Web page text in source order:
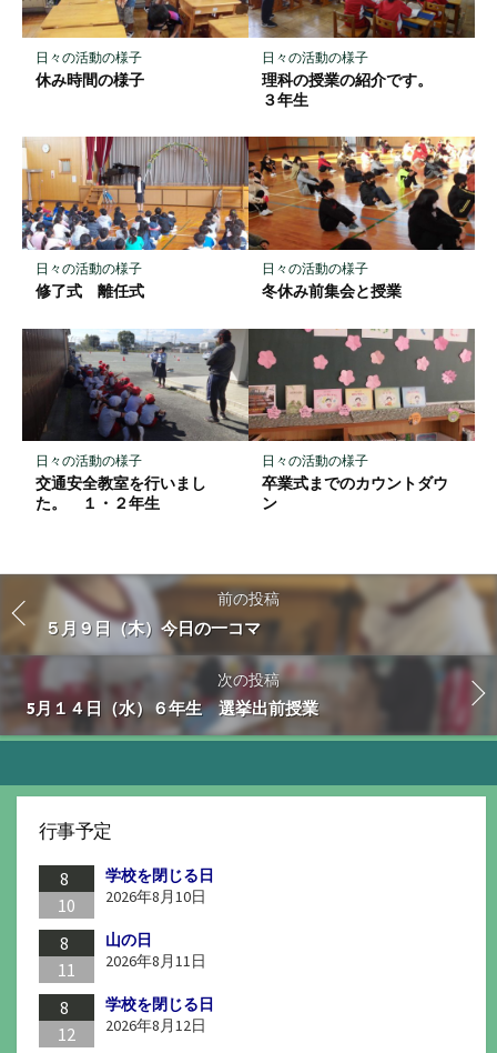
に
日々の活動の様子
休み時間の様子
日々の活動の様子
理科の授業の紹介です。
３年生
日々の活動の様子
修了式 離任式
日々の活動の様子
冬休み前集会と授業
日々の活動の様子
交通安全教室を行いまし
た。 １・２年生
日々の活動の様子
卒業式までのカウントダウ
ン
前の投稿
５月９日（木）今日の一コマ
次の投稿
5月１４日（水）６年生 選挙出前授業
行事予定
8
10
学校を閉じる日
2026年8月10日
8
11
山の日
2026年8月11日
8
12
学校を閉じる日
2026年8月12日